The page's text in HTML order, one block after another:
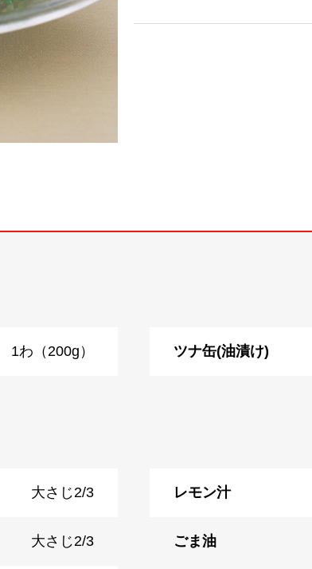
1わ（200g） ツナ缶(油漬け)
大さじ2/3 レモン汁
大さじ2/3 ごま油